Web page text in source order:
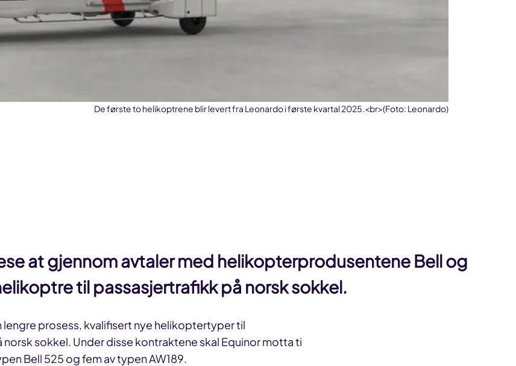
De første to helikoptrene blir levert fra Leonardo i første kvartal 2025.<br>(Foto: Leonardo)
at gjennom avtaler med helikopterprodusentene Bell og
til passasjertrafikk på norsk sokkel.
lengre prosess, kvalifisert nye helikoptertyper til
sokkel. Under disse kontraktene skal Equinor motta ti
Bell 525 og fem av typen AW189.